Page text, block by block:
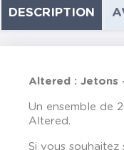
DESCRIPTION
Altered : Jetons
Un ensemble de
Altered.
Si vous